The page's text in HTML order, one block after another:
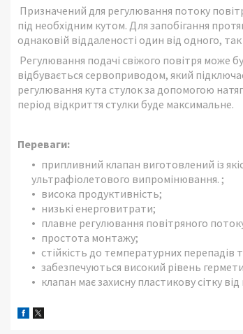
Призначений для регулювання потоку
під необхідним кутом. Для запобігання
однаковій віддаленості один від одного,
Регулювання подачі свіжого повітря може
відбувається сервоприводом, який
регулювання кута стулок за допомогою
період відкриття стулки буде максимальне.
Переваги:
припливний клапан виготовлений із
ультрафіолетового випромінювання. ;
висока продуктивність;
низькі енерговитрати;
плавне регулювання повітряного
простота монтажу;
стійкість до температурних перепадів
забезпечуються високий рівень
клапан має захисну пластикову сітку